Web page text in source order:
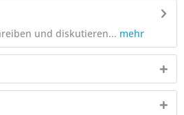
und diskutieren... mehr